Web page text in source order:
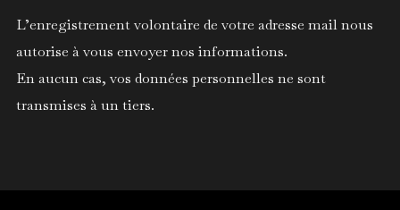
L’enregistrement volontaire de votre adresse mail nous
autorise à vous envoyer nos informations.
En aucun cas, vos données personnelles ne sont
transmises à un tiers.